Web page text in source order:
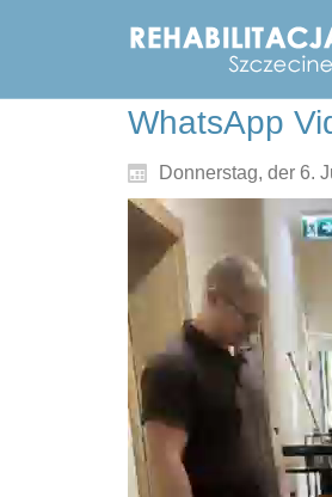
WhatsApp
Donnerstag, der 6.
Video-
Player